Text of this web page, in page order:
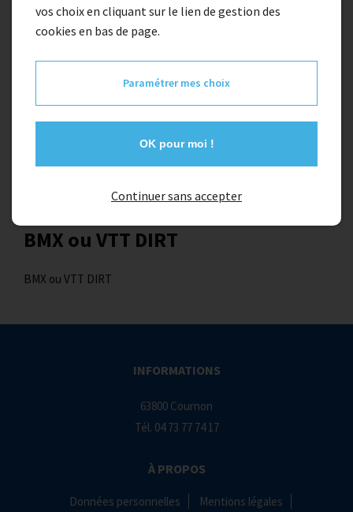
BMX ou VTT DIRT
BMX ou VTT DIRT
INFORMATIONS
63800 Cournon
Tél. 04 73 77 74 17
À PROPOS
Données personnelles Mentions légales
vos choix en cliquant sur le lien de gestion des
cookies en bas de page.
Paramétrer mes choix
OK pour moi !
Continuer sans accepter